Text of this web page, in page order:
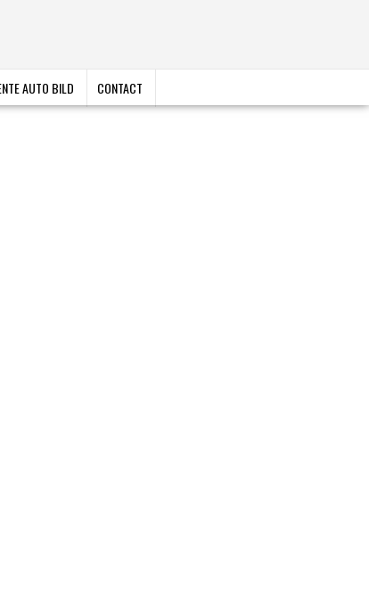
AUTO BILD CONTACT